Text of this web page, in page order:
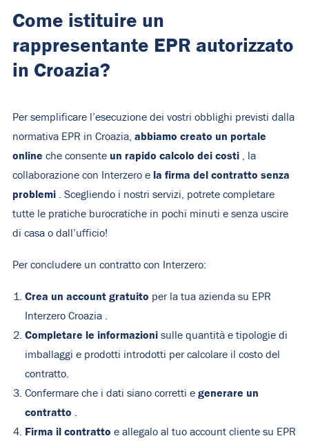
Come istituire un
rappresentante EPR autorizzato
in Croazia?
Per semplificare l’esecuzione dei vostri obblighi previsti dalla
normativa EPR in Croazia, abbiamo creato un portale
online che consente un rapido calcolo dei costi , la
collaborazione con Interzero e la firma del contratto senza
problemi . Scegliendo i nostri servizi, potrete completare
tutte le pratiche burocratiche in pochi minuti e senza uscire
di casa o dall’ufficio!
Per concludere un contratto con Interzero:
Crea un account gratuito per la tua azienda su EPR
Interzero Croazia
Completare le informazioni sulle quantità e tipologie di
imballaggi e prodotti introdotti per calcolare il costo del
contratto.
Confermare che i dati siano corretti e generare un
contratto
Firma il contratto e allegalo al tuo account cliente su EPR